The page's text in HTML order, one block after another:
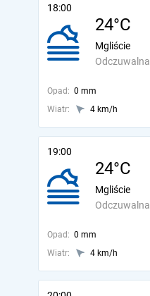
18:00
24°C
Odczuwalna
Mgliście
Opad: 0 mm
Wiatr:
4 km/h
19:00
24°C
Odczuwalna
Mgliście
Opad: 0 mm
Wiatr:
4 km/h